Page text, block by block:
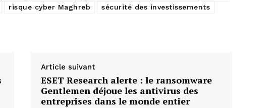
risque cyber Maghreb
sécurité des investissements
Article suivant
ESET Research alerte : le ransomware
Gentlemen déjoue les antivirus des
entreprises dans le monde entier